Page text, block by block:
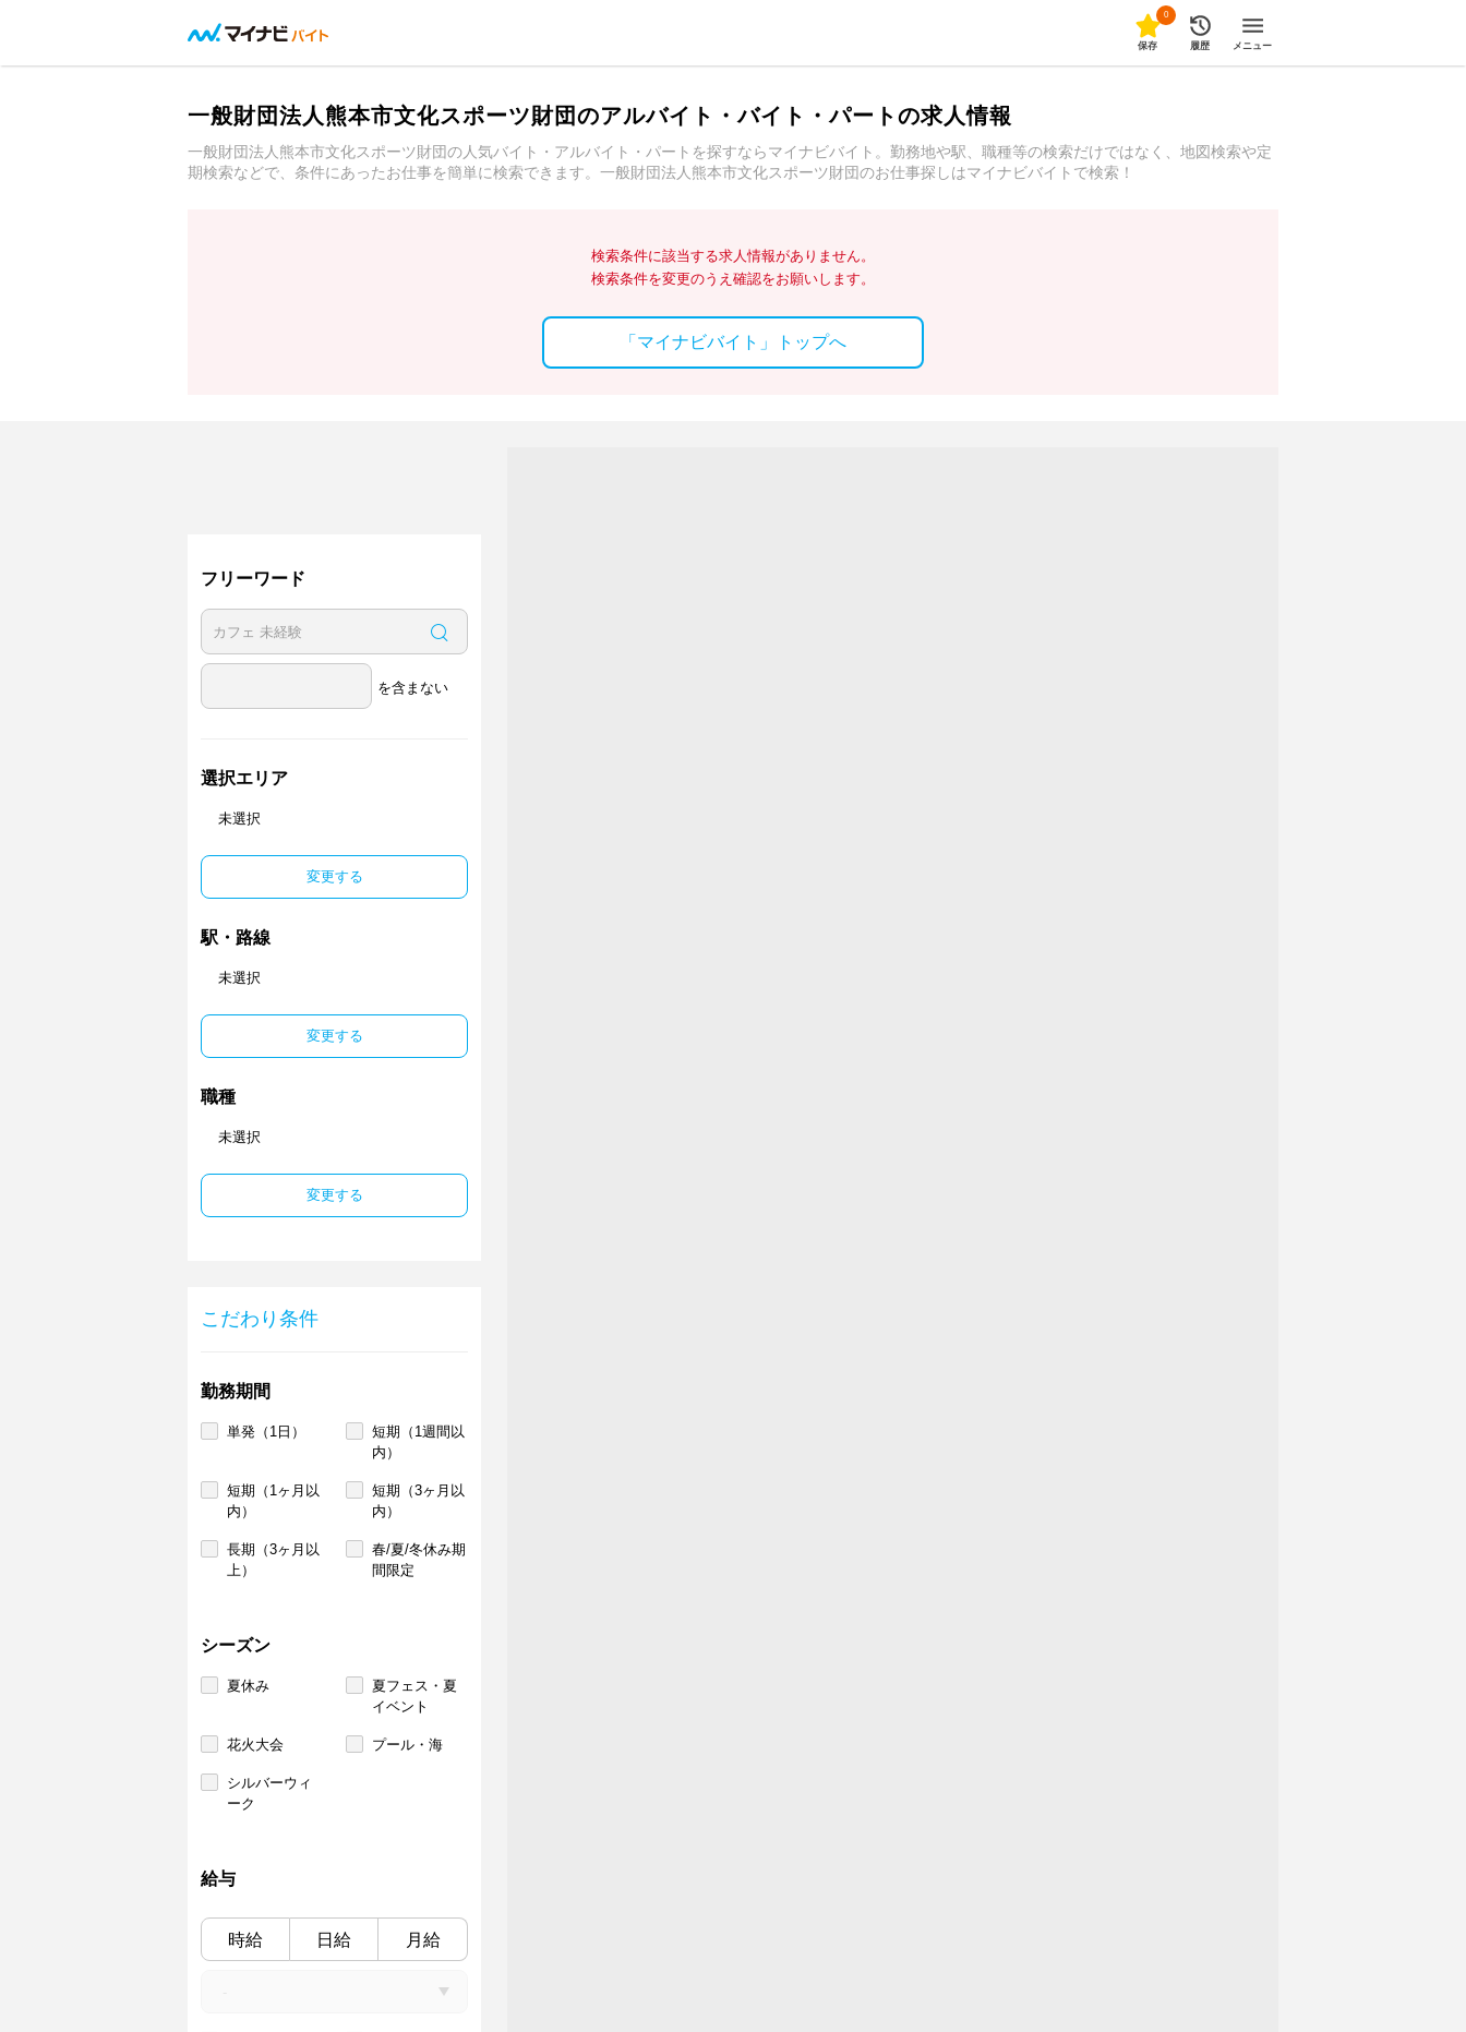
0
保存 履歴 メニュー
一般財団法人熊本市文化スポーツ財団のアルバイト・バイト・パートの求人情報
一般財団法人熊本市文化スポーツ財団の人気バイト・アルバイト・パートを探すならマイナビバイト。勤務地や駅、職種等の検索だけではなく、地図検索や定
期検索などで、条件にあったお仕事を簡単に検索できます。一般財団法人熊本市文化スポーツ財団のお仕事探しはマイナビバイトで検索！
検索条件に該当する求人情報がありません。
検索条件を変更のうえ確認をお願いします。
「マイナビバイト」トップへ
フリーワード
を含まない
選択エリア
未選択
変更する
駅・路線
未選択
変更する
職種
未選択
変更する
こだわり条件
勤務期間
単発（1日）
短期（1週間以
内）
短期（1ヶ月以
内）
短期（3ヶ月以
内）
長期（3ヶ月以
上）
春/夏/冬休み期
間限定
シーズン
夏休み
夏フェス・夏
イベント
花火大会 プール・海
シルバーウィ
ーク
給与
時給 日給 月給